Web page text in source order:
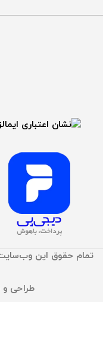
تمام حقوق اين وب‌سايت
طراحی